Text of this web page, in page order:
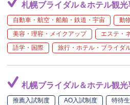
札幌ブライダル＆ホテル観
自動車・航空・船舶・鉄道・宇宙
動
美容・理容・メイクアップ
エステ・
語学・国際
旅行・ホテル・ブライダ
札幌ブライダル＆ホテル観
推薦入試制度 AO入試制度 特待